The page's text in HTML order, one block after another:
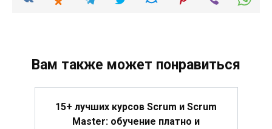
Вам также может понравиться
15+ лучших курсов Scrum и Scrum
Master: обучение платно и